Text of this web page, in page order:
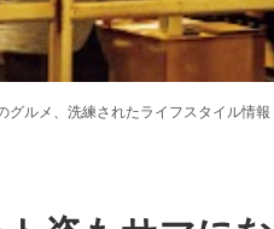
グルメ、洗練されたライフスタイル情報